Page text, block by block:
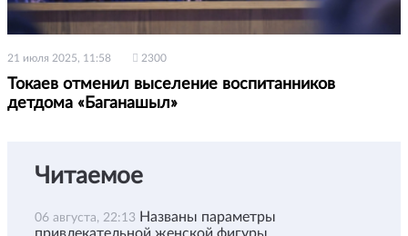
21 июля 2025, 11:58 2300
Токаев отменил выселение воспитанников
детдома «Баганашыл»
Читаемое
06 августа, 22:13 Названы параметры